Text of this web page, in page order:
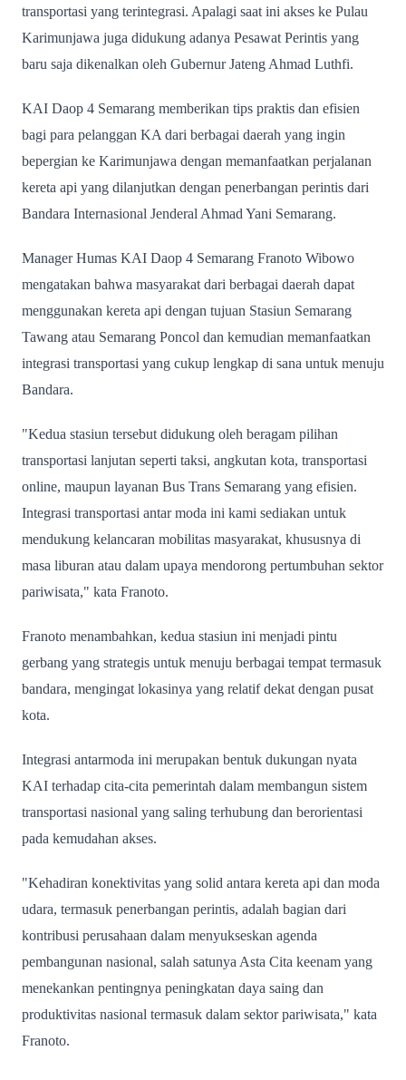
transportasi yang terintegrasi. Apalagi saat ini akses ke Pulau
Karimunjawa juga didukung adanya Pesawat Perintis yang
baru saja dikenalkan oleh Gubernur Jateng Ahmad Luthfi.
KAI Daop 4 Semarang memberikan tips praktis dan efisien
bagi para pelanggan KA dari berbagai daerah yang ingin
bepergian ke Karimunjawa dengan memanfaatkan perjalanan
kereta api yang dilanjutkan dengan penerbangan perintis dari
Bandara Internasional Jenderal Ahmad Yani Semarang.
Manager Humas KAI Daop 4 Semarang Franoto Wibowo
mengatakan bahwa masyarakat dari berbagai daerah dapat
menggunakan kereta api dengan tujuan Stasiun Semarang
Tawang atau Semarang Poncol dan kemudian memanfaatkan
integrasi transportasi yang cukup lengkap di sana untuk menuju
Bandara.
"Kedua stasiun tersebut didukung oleh beragam pilihan
transportasi lanjutan seperti taksi, angkutan kota, transportasi
online, maupun layanan Bus Trans Semarang yang efisien.
Integrasi transportasi antar moda ini kami sediakan untuk
mendukung kelancaran mobilitas masyarakat, khususnya di
masa liburan atau dalam upaya mendorong pertumbuhan sektor
pariwisata," kata Franoto.
Franoto menambahkan, kedua stasiun ini menjadi pintu
gerbang yang strategis untuk menuju berbagai tempat termasuk
bandara, mengingat lokasinya yang relatif dekat dengan pusat
kota.
Integrasi antarmoda ini merupakan bentuk dukungan nyata
KAI terhadap cita-cita pemerintah dalam membangun sistem
transportasi nasional yang saling terhubung dan berorientasi
pada kemudahan akses.
"Kehadiran konektivitas yang solid antara kereta api dan moda
udara, termasuk penerbangan perintis, adalah bagian dari
kontribusi perusahaan dalam menyukseskan agenda
pembangunan nasional, salah satunya Asta Cita keenam yang
menekankan pentingnya peningkatan daya saing dan
produktivitas nasional termasuk dalam sektor pariwisata," kata
Franoto.